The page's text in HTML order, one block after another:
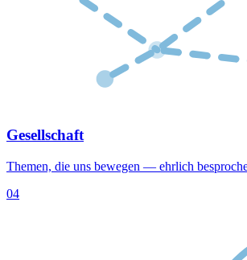
Gesellschaft
Themen, die uns bewegen — ehrlich
04